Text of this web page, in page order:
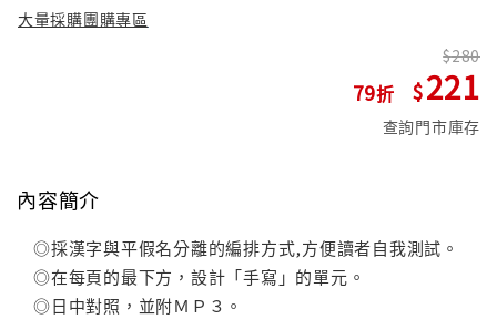
大量採購團購專區
79
280
221
查詢門市庫存
內容簡介
◎採漢字與平假名分離的編排方式,方便讀者自我測試。
◎在每頁的最下方，設計「手寫」的單元。
◎日中對照，並附ＭＰ３。